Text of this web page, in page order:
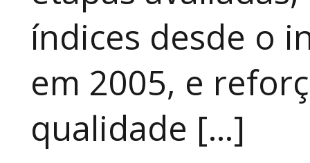
índices desde o
em 2005, e
qualidade […]